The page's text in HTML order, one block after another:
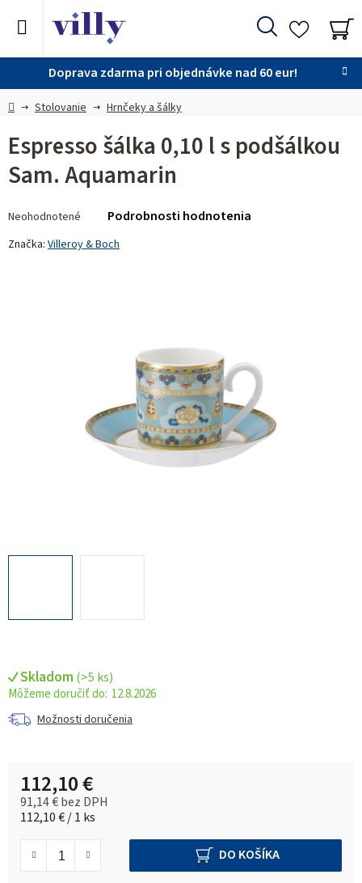
Doprava zdarma pri objednávke nad 60 eur!
Hľadať
DomovStolovanie Hrnčeky a šálky
Skladom (>5 ks)
12.8.2026
Možnosti doručenia
112,10 €
91,14 € bez DPH
Jednotková cena:
112,10 € / 1 ks
DO KOŠÍKA
Espresso šálka 0,10 l s podšálkou
Sam. Aquamarin
hodnotenie
produktu
Neohodnotené Podrobnosti hodnotenia
Značka: Villeroy & Boch